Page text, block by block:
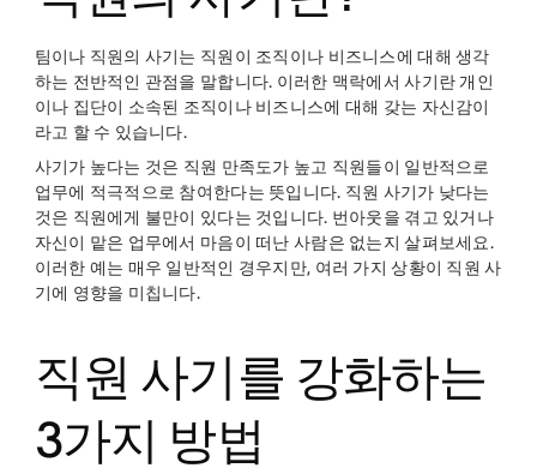
팀이나 직원의 사기는 직원이 조직이나 비즈니스에 대해 생각
하는 전반적인 관점을 말합니다. 이러한 맥락에서 사기란 개인
이나 집단이 소속된 조직이나 비즈니스에 대해 갖는 자신감이
라고 할 수 있습니다.
사기가 높다는 것은 직원 만족도가 높고 직원들이 일반적으로
업무에 적극적으로 참여한다는 뜻입니다. 직원 사기가 낮다는
것은 직원에게 불만이 있다는 것입니다. 번아웃을 겪고 있거나
자신이 맡은 업무에서 마음이 떠난 사람은 없는지 살펴보세요.
이러한 예는 매우 일반적인 경우지만, 여러 가지 상황이 직원 사
기에 영향을 미칩니다.
직원 사기를 강화하는
3가지 방법